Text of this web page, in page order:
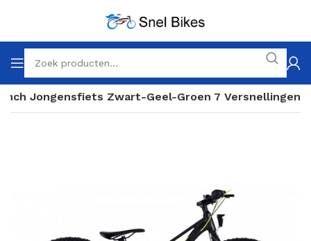
Inch Jongensfiets Zwart-Geel-Groen 7 Versnellingen